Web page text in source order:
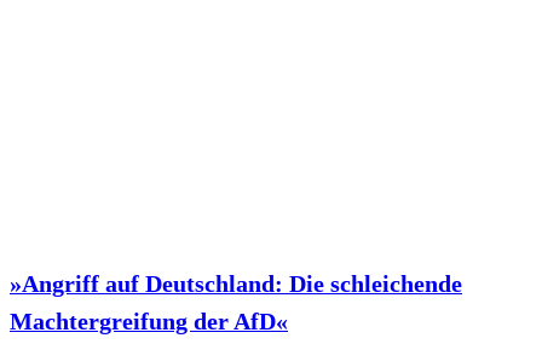
»Angriff auf Deutschland: Die schleichende
Machtergreifung der AfD«